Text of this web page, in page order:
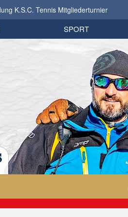
K.S.C. Tennis Mitgliederturnier
SPORT
2018